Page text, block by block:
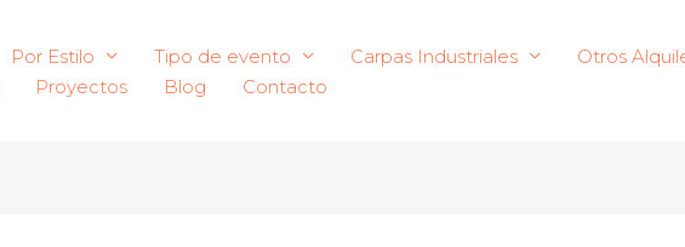
Por Estilo Tipo de evento Carpas Industriales Otros
Proyectos Blog Contacto